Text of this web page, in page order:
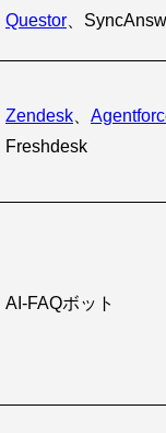
Questor 、
Zendesk
Freshdesk
AI-FAQボット